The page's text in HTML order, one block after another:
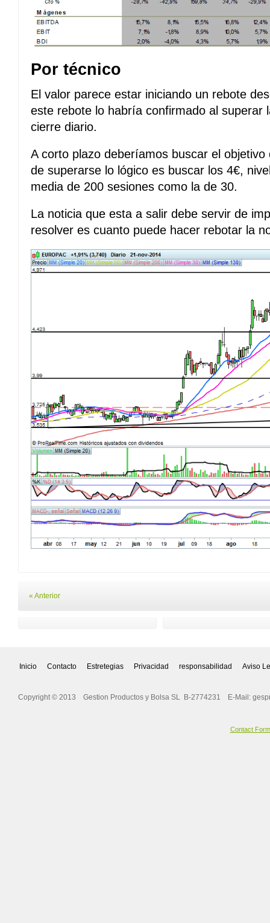
Por técnico
El valor parece estar iniciando un rebote
este rebote lo habría confirmado al superar
cierre diario.
A corto plazo deberíamos buscar el
de superarse lo lógico es buscar los 4€,
media de 200 sesiones como la de 30.
La noticia que esta a salir debe servir de
resolver es cuanto puede hacer rebotar la
« Anterior
Inicio Contacto Estretegias Privacidad responsabilidad Aviso
Copyright © 2013 Gestion Productos y Bolsa SL B-2774231 E-Mail:
Contact Form